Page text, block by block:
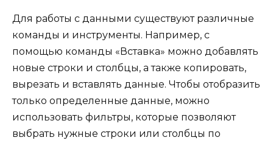
Для работы с данными существуют различные
команды и инструменты. Например, с
помощью команды «Вставка» можно добавлять
новые строки и столбцы, а также копировать,
вырезать и вставлять данные. Чтобы отобразить
только определенные данные, можно
использовать фильтры, которые позволяют
выбрать нужные строки или столбцы по